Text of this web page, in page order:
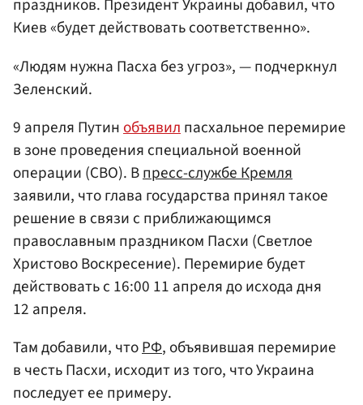
праздников. Президент Украины добавил, что
Киев «будет действовать соответственно».
«Людям нужна Пасха без угроз», — подчеркнул
Зеленский.
9 апреля Путинобъявилпасхальное перемирие
в зоне проведения специальной военной
операции (СВО). Впресс-службе Кремля
заявили, что глава государства принял такое
решение в связи с приближающимся
православным праздником Пасхи (Светлое
Христово Воскресение). Перемирие будет
действовать с 16:00 11 апреля до исхода дня
12 апреля.
Там добавили, чтоРФ, объявившая перемирие
в честь Пасхи, исходит из того, что Украина
последует ее примеру.